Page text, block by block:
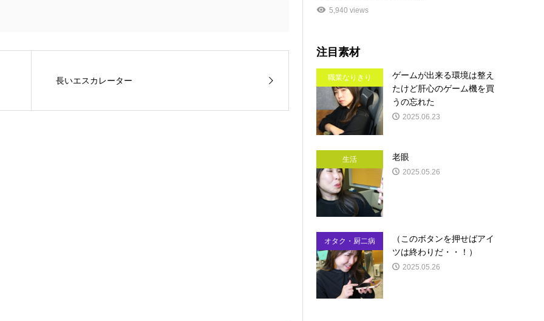
長いエスカレーター
5,940 views
注目素材
職業なりきり
ゲームが出来る環境は整え
たけど肝心のゲーム機を買
うの忘れた
2025.06.23
生活 老眼
2025.05.26
オタク・厨二病
（このボタンを押せばアイ
ツは終わりだ・・！）
2025.05.26